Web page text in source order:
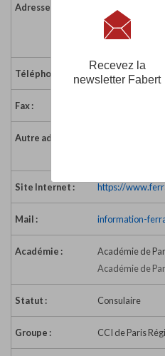
Adresse :
28 rue de l'Abbé
75006 PARIS
France
Téléphone : 01 49 54 28 00
Fax :
Autre adresse :
Chemin de
78350 - JOUY
Site Internet : https://
Mail : information-
Académie :
Académie de
Académie de
Statut : Consulaire
Groupe : CCI de Paris
Recevez la
newsletter Fabert